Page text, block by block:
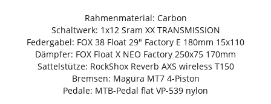
Rahmenmaterial: Carbon
Schaltwerk: 1x12 Sram XX TRANSMISSION
Federgabel: FOX 38 Float 29" Factory E 180mm 15x110
Dämpfer: FOX Float X NEO Factory 250x75 170mm
Sattelstütze: RockShox Reverb AXS wireless T150
Bremsen: Magura MT7 4-Piston
Pedale: MTB-Pedal flat VP-539 nylon